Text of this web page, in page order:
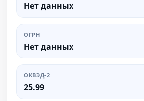
Нет данных
ОГРН
Нет данных
ОКВЭД-2
25.99